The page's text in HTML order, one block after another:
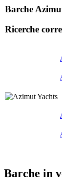
Barche
Ricerche
Barche in